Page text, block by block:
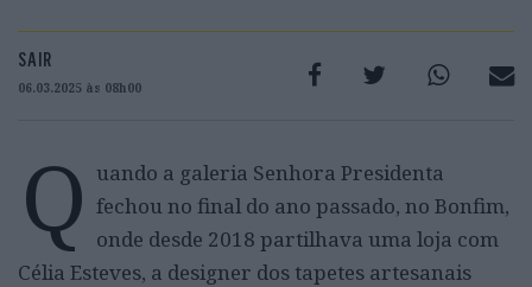
SAIR
06.03.2025 às 08h00
Q uando a galeria Senhora Presidenta
fechou no final do ano passado, no Bonfim,
onde desde 2018 partilhava uma loja com
Célia Esteves, a designer dos tapetes artesanais